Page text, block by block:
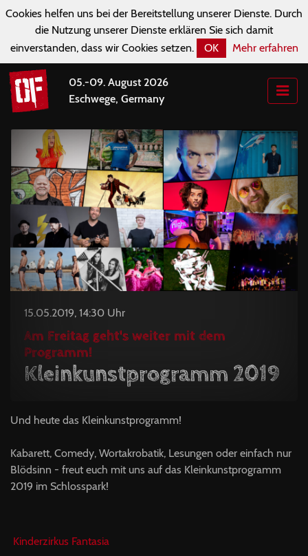
Cookies helfen uns bei der Bereitstellung unserer Dienste. Durch
die Nutzung unserer Dienste erklären Sie sich damit
einverstanden, dass wir Cookies setzen.
OK Mehr erfahren
05.-09. August 2026
Eschwege, Germany
15.05.2019, 14:30 Uhr
Am Freitag geht's weiter mit dem
Programm!
Kleinkunstprogramm 2019
Und heute das Kleinkunstprogramm!
Kabarett, Comedy, Wortakrobatik, Lesungen oder einfach nur
Blödsinn - freut euch mit uns auf das Kleinkunstprogramm
2019 im Schlosspark!
Kinderzirkus Fantasia